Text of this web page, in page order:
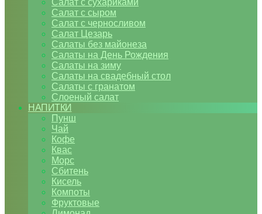
Салат с сухариками
Салат с сыром
Салат с черносливом
Салат Цезарь
Салаты без майонеза
Салаты на День Рождения
Салаты на зиму
Салаты на свадебный стол
Салаты с гранатом
Слоеный салат
НАПИТКИ
Пунш
Чай
Кофе
Квас
Морс
Сбитень
Кисель
Компоты
Фруктовые